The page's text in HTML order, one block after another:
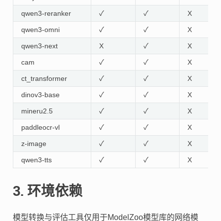
qwen3-reranker ✓ ✓ X
qwen3-omni ✓ ✓ X
qwen3-next X ✓ X
cam ✓ ✓ X
ct_transformer ✓ ✓ X
dinov3-base ✓ ✓ X
mineru2.5 ✓ ✓ X
paddleocr-vl ✓ ✓ X
z-image ✓ ✓ X
qwen3-tts ✓ ✓ X
3. 环境依赖
模型转换与评估工具仅用于ModelZoo模型库的网络模